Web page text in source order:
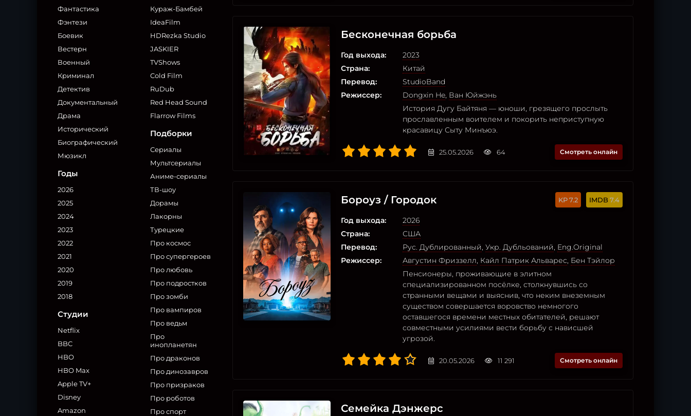
Фантастика
Фэнтези
Боевик
Вестерн
Военный
Криминал
Детектив
Документальный
Драма
Исторический
Биографический
Мюзикл
Годы
2026
2025
2024
2023
2022
2021
2020
2019
2018
Студии
Netflix
BBC
HBO
HBO Max
Apple TV+
Disney
Amazon
Кураж-Бамбей
IdeaFilm
HDRezka Studio
JASKIER
TVShows
Cold Film
RuDub
Red Head Sound
Flarrow Films
Подборки
Сериалы
Мультсериалы
Аниме-сериалы
ТВ-шоу
Дорамы
Лакорны
Турецкие
Про космос
Про супергероев
Про любовь
Про подростков
Про зомби
Про вампиров
Про ведьм
Про
инопланетян
Про драконов
Про динозавров
Про призраков
Про роботов
Про спорт
Бесконечная борьба
Год выхода:
2023
Страна:
Китай
Перевод:
StudioBand
Режиссер:
Dongxin He, Ван Юйжэнь
История Дугу Байтяня — юноши, грезящего прослыть
прославленным воителем и покорить неприступную
красавицу Сыту Минъюэ.
25.05.2026 64 Смотреть онлайн
Бороуз / Городок 7.2 7.4
Год выхода:
2026
Страна:
США
Перевод:
Рус. Дублированный, Укр. Дубльований, Eng.Original
Режиссер:
Августин Фриззелл, Кайл Патрик Альварес, Бен Тэйлор
Пенсионеры, проживающие в элитном
специализированном посёлке, столкнувшись со
странными вещами и выяснив, что неким внеземным
существом совершается воровство немногого
оставшегося времени местных обитателей, решают
совместными усилиями вести борьбу с нависшей
угрозой.
20.05.2026 11 291 Смотреть онлайн
Семейка Дэнжерс